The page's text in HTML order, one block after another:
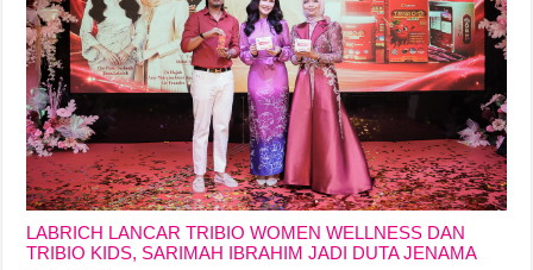
LABRICH LANCAR TRIBIO WOMEN WELLNESS DAN
TRIBIO KIDS, SARIMAH IBRAHIM JADI DUTA JENAMA